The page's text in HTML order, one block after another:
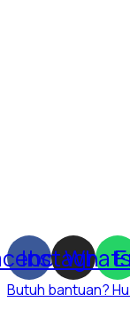
Instagram
Butuh bantuan?